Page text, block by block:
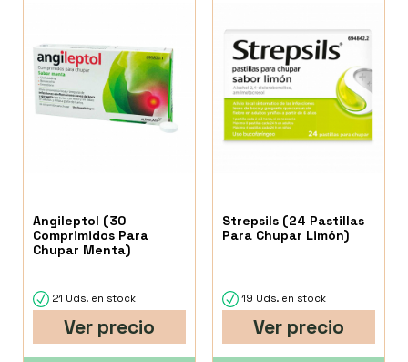
Angileptol (30
Comprimidos Para
Chupar Menta)
21 Uds. en stock
Ver precio
Strepsils (24 Pastillas
Para Chupar Limón)
19 Uds. en stock
Ver precio